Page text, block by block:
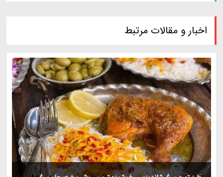
اخبار و مقالات مرتبط